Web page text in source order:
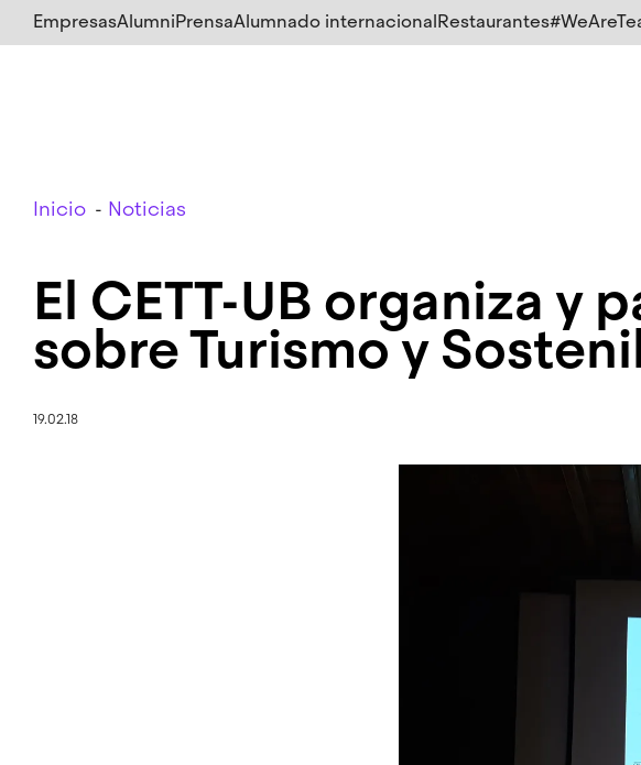
Salta
al
EmpresasAlumniPrensaAlumnado internacionalRestaurantes
Breadcrumb
Inicio Noticias
El CETT-UB organiza y
sobre Turismo y
19.02.18